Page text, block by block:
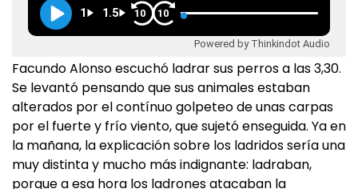
1 1.5 10 10
Powered by Thinkindot Audio
Facundo Alonso escuchó ladrar sus perros a las 3,30.
Se levantó pensando que sus animales estaban
alterados por el contínuo golpeteo de unas carpas
por el fuerte y frío viento, que sujetó enseguida. Ya en
la mañana, la explicación sobre los ladridos sería una
muy distinta y mucho más indignante: ladraban,
porque a esa hora los ladrones atacaban la